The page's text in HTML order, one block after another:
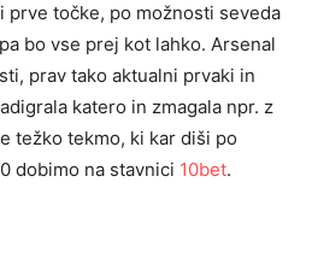
prve točke, po možnosti seveda
bo vse prej kot lahko. Arsenal
prav tako aktualni prvaki in
katero in zmagala npr. z
težko tekmo, ki kar diši po
dobimo na stavnici 10bet.